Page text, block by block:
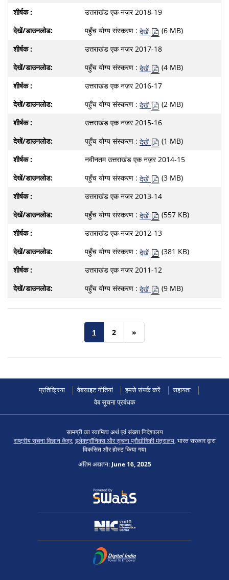
उत्तराखंड एक नज़र 2018-19
पहुँच योग्य संस्करण : देखें
(6 MB)
उत्तराखंड एक नज़र 2017-18
पहुँच योग्य संस्करण : देखें
(4 MB)
उत्तराखंड एक नज़र 2016-17
पहुँच योग्य संस्करण : देखें
(2 MB)
उत्तराखंड एक नजर 2015-16
पहुँच योग्य संस्करण : देखें
(1 MB)
नवीनतम उत्तराखंड एक नज़र 2014-15
पहुँच योग्य संस्करण : देखें
(3 MB)
उत्तराखंड एक नजर 2013-14
पहुँच योग्य संस्करण : देखें
(557 KB)
उत्तराखंड एक नजर 2012-13
पहुँच योग्य संस्करण : देखें
(381 KB)
उत्तराखंड एक नजर 2011-12
पहुँच योग्य संस्करण : देखें (9 MB)
1 2 »
प्रतिक्रिया वेबसाइट नीतियां हमसे संपर्क करें
सहायता
वेब सूचना प्रबंधक
सामग्री का स्वामित्व अर्थ एवं संख्या निदेशालय
राष्ट्रीय सूचना विज्ञान केंद्र, इलेक्ट्रॉनिक्स और सूचना प्रौद्योगिकी मंत्रालय, भारत सरकार द्वारा
विकसित और होस्ट किया गया
अंतिम अद्यतन: June 16, 2025